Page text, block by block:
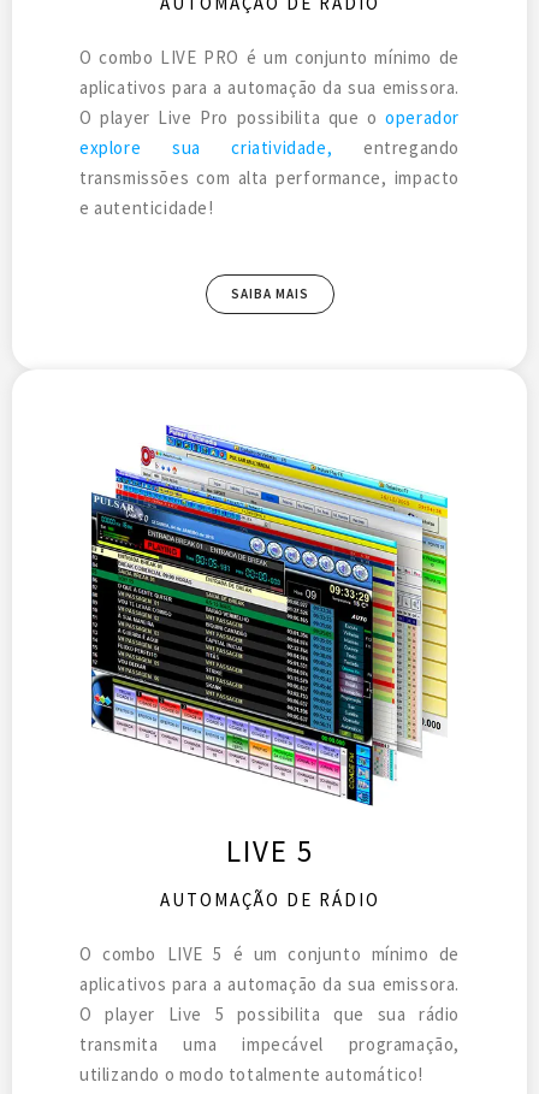
O combo LIVE PRO é um conjunto mínimo de
aplicativos para a automação da sua emissora.
O player Live Pro possibilita que ooperador
explore sua criatividade, entregando
transmissões com alta performance, impacto
e autenticidade!
SAIBA MAIS
LIVE 5
AUTOMAÇÃO DE RÁDIO
O combo LIVE 5 é um conjunto mínimo de
aplicativos para a automação da sua emissora.
O player Live 5 possibilita que sua rádio
transmita uma impecável programação,
utilizando o modo totalmente automático!​